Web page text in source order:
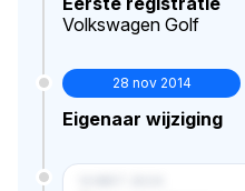
Volkswagen Golf
28 nov 2014
Eigenaar wijziging